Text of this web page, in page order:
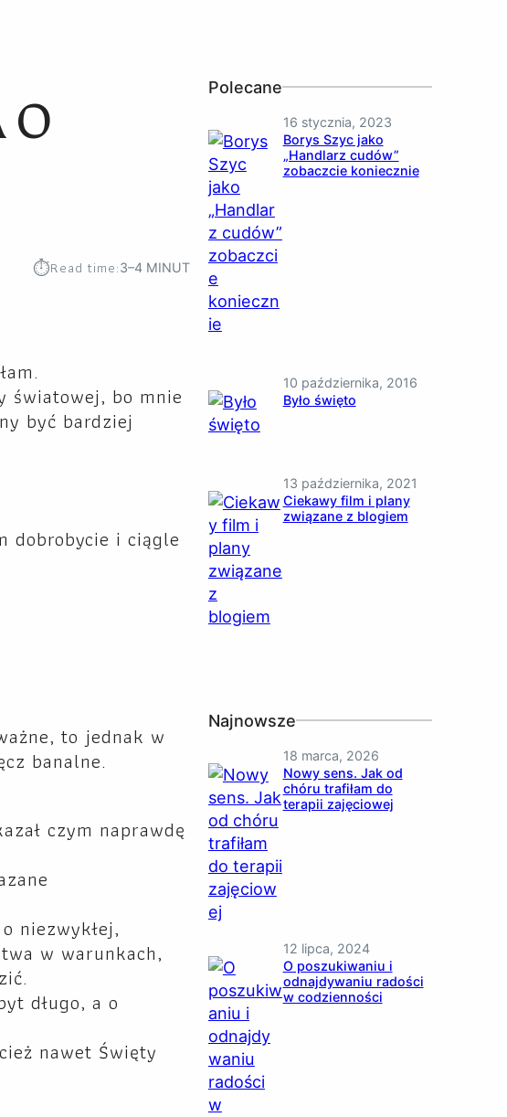
O
⏱︎Read time:3–4 MINUT
światowej, bo mnie
być bardziej
dobrobycie i ciągle
to jednak w
banalne.
czym naprawdę
niezwykłej,
w warunkach,
długo, a o
nawet Święty
Polecane
16 stycznia, 2023
Borys Szyc jako
„Handlarz cudów”
zobaczcie koniecznie
10 października, 2016
Było święto
13 października, 2021
Ciekawy film i plany
związane z blogiem
Najnowsze
18 marca, 2026
Nowy sens. Jak od
chóru trafiłam do
terapii zajęciowej
12 lipca, 2024
O poszukiwaniu i
odnajdywaniu radości
w codzienności